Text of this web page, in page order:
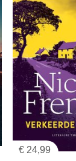
€ 24,99